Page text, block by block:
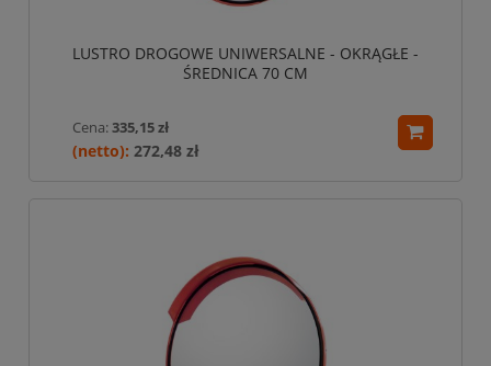
LUSTRO DROGOWE UNIWERSALNE - OKRĄGŁE -
ŚREDNICA 70 CM
Cena:335,15 zł
272,48 zł